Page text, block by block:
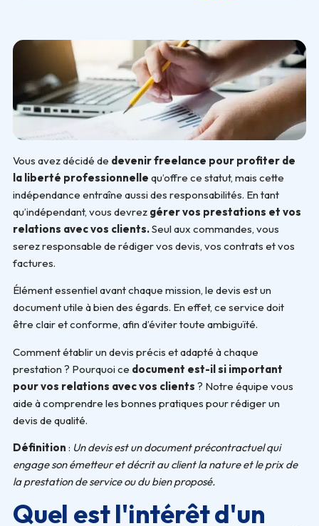
Vous avez décidé de devenir freelance pour profiter de
la liberté professionnelle qu’offre ce statut, mais cette
indépendance entraîne aussi des responsabilités. En tant
qu’indépendant, vous devrez gérer vos prestations et vos
relations avec vos clients.Seul aux commandes, vous
serez responsable de rédiger vos devis, vos contrats et vos
factures.
Élément essentiel avant chaque mission, le devis est un
document utile à bien des égards. En effet, ce service doit
être clair et conforme, afin d’éviter toute ambiguïté.
Comment établir un devis précis et adapté à chaque
prestation ? Pourquoi ce document est-il si important
pour vos relations avec vos clients ? Notre équipe vous
aide à comprendre les bonnes pratiques pour rédiger un
devis de qualité.
Définition : Un devis est un document précontractuel qui
engage son émetteur et décrit au client la nature et le prix de
la prestation de service ou du bien proposé.
Quel est l'intérêt d'un